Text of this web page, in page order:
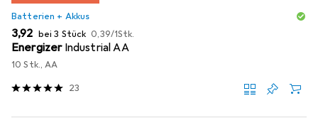
Batterien + Akkus
EUR
3,92 bei 3 Stück EUR
0,39/1Stk.
Energizer Industrial AA
10 Stk., AA
23